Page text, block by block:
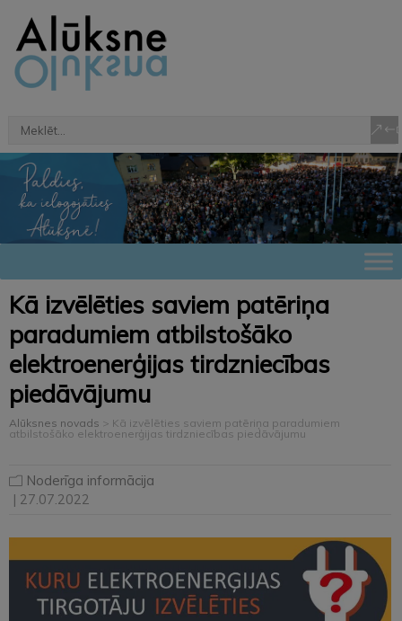
Kā izvēlēties saviem patēriņa
paradumiem atbilstošāko
elektroenerģijas tirdzniecības
piedāvājumu
Alūksnes novads > Kā izvēlēties saviem patēriņa paradumiem
atbilstošāko elektroenerģijas tirdzniecības piedāvājumu
Noderīga informācija
| 27.07.2022